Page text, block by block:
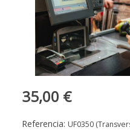
35,00 €
Referencia: UF0350